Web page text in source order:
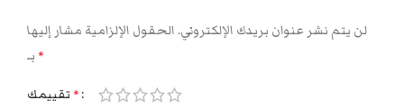
لن يتم نشر عنوان بريدك الإلكتروني. الحقول الإلزامية مشار إليها
*
*